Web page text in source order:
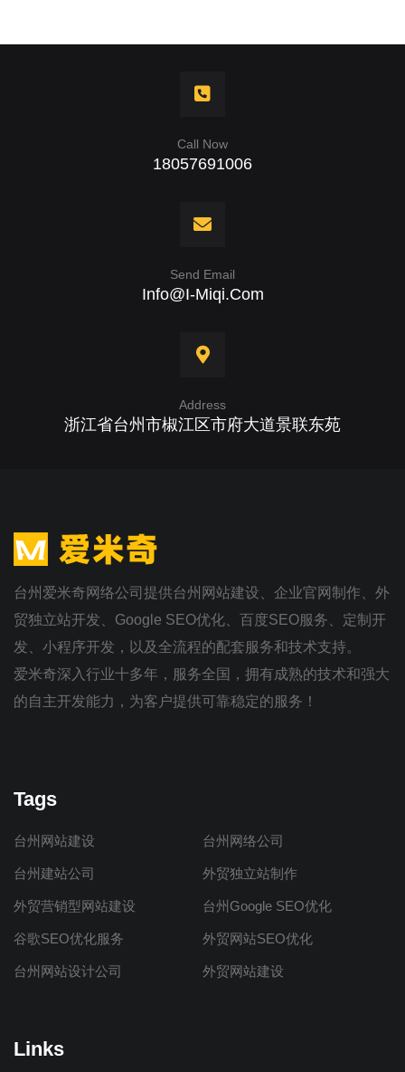
Call Now
18057691006
Send Email
Info@i-Miqi.com
Address
浙江省台州市椒江区市府大道景联东苑
台州爱米奇网络公司提供台州网站建设、企业官网制作、外
贸独立站开发、Google SEO优化、百度SEO服务、定制开
发、小程序开发，以及全流程的配套服务和技术支持。
爱米奇深入行业十多年，服务全国，拥有成熟的技术和强大
的自主开发能力，为客户提供可靠稳定的服务！
Tags
台州网站建设 台州网络公司
台州建站公司 外贸独立站制作
外贸营销型网站建设 台州Google SEO优化
谷歌SEO优化服务 外贸网站SEO优化
台州网站设计公司 外贸网站建设
Links